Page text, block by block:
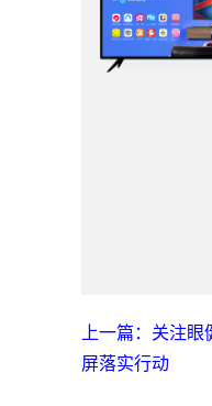
上一篇：关注
屏落实行动